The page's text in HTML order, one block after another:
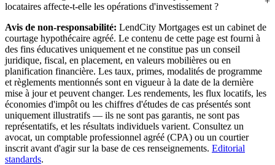
locataires affecte-t-elle les opérations d'investissement ?
Avis de non-responsabilité: LendCity Mortgages est un cabinet de
courtage hypothécaire agréé. Le contenu de cette page est fourni à
des fins éducatives uniquement et ne constitue pas un conseil
juridique, fiscal, en placement, en valeurs mobilières ou en
planification financière. Les taux, primes, modalités de programme
et règlements mentionnés sont en vigueur à la date de la dernière
mise à jour et peuvent changer. Les rendements, les flux locatifs, les
économies d'impôt ou les chiffres d'études de cas présentés sont
uniquement illustratifs — ils ne sont pas garantis, ne sont pas
représentatifs, et les résultats individuels varient. Consultez un
avocat, un comptable professionnel agréé (CPA) ou un courtier
inscrit avant d'agir sur la base de ces renseignements. Editorial
standards.